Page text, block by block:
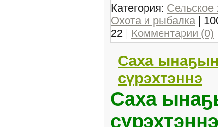
Категория: Сельское
Охота и рыбалка |
22 | Комментарии (0)
Саха
сүрэхтэннэ
Саха
сүрэхтэннэ